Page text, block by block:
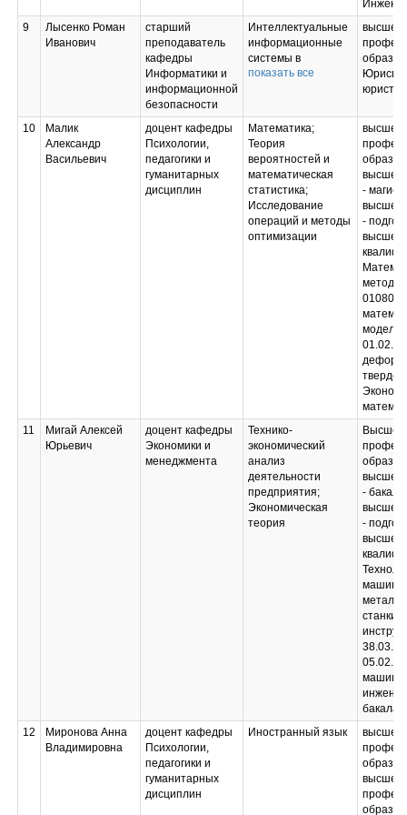
9
Лысенко Роман
Иванович
старший
преподаватель
кафедры
Информатики и
информационной
безопасности
Интеллектуальные
информационные
системы в
экономике;
информационных
систем;
Настройка,
эксплуатация и
сопровождение
информационных
систем;
Управление
облачными
показать все
высшее
юрист
10
Малик
Александр
Васильевич
доцент кафедры
Психологии,
педагогики и
гуманитарных
дисциплин
Математика;
Теория
вероятностей и
математическая
статистика;
Исследование
операций и методы
оптимизации
высшее
высшее
-
высшее
-
высшей
методы
010800
11
Мигай Алексей
Юрьевич
доцент кафедры
Экономики и
менеджмента
Технико-
экономический
анализ
деятельности
предприятия;
Экономическая
теория
Высшее
высшее
-
высшее
-
высшей
станки и
12
Миронова Анна
Владимировна
доцент кафедры
Психологии,
педагогики и
гуманитарных
дисциплин
Иностранный язык
высшее
высшее